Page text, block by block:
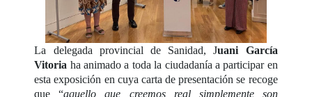
La delegada provincial de Sanidad, Juani García
Vitoria ha animado a toda la ciudadanía a participar en
esta exposición en cuya carta de presentación se recoge
que “aquello que creemos real simplemente son